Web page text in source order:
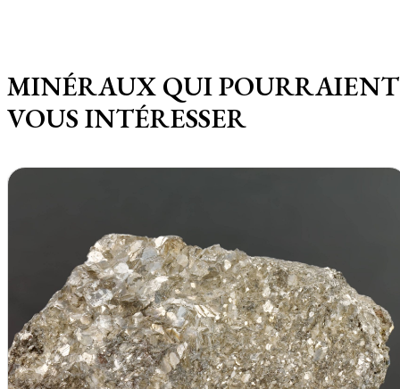
MINÉRAUX QUI POURRAIENT
VOUS INTÉRESSER